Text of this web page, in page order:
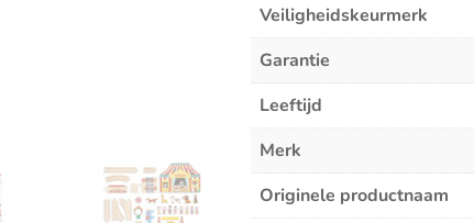
Veiligheidskeurmerk
Garantie
Leeftijd
Merk
Originele productnaam